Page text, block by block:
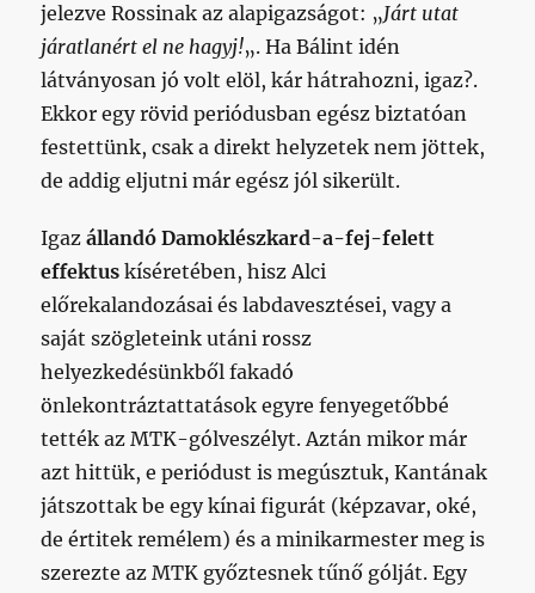
jelezve Rossinak az alapigazságot: „Járt utat
járatlanért el ne hagyj!„. Ha Bálint idén
látványosan jó volt elöl, kár hátrahozni, igaz?.
Ekkor egy rövid periódusban egész biztatóan
festettünk, csak a direkt helyzetek nem jöttek,
de addig eljutni már egész jól sikerült.
Igazállandó Damoklészkard-a-fej-felett
effektuskíséretében, hisz Alci
előrekalandozásai és labdavesztései, vagy a
saját szögleteink utáni rossz
helyezkedésünkből fakadó
önlekontráztattatások egyre fenyegetőbbé
tették az MTK-gólveszélyt. Aztán mikor már
azt hittük, e periódust is megúsztuk, Kantának
játszottak be egy kínai figurát (képzavar, oké,
de értitek remélem) és a minikarmester meg is
szerezte az MTK győztesnek tűnő gólját. Egy